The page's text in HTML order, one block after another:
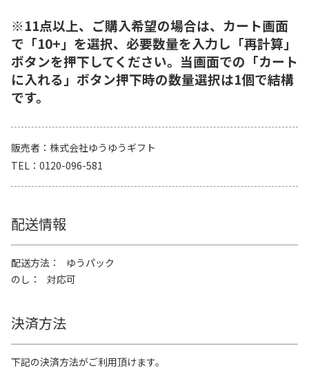
※11点以上、ご購入希望の場合は、カート画面
で「10+」を選択、必要数量を入力し「再計算」
ボタンを押下してください。当画面での「カート
に入れる」ボタン押下時の数量選択は1個で結構
です。
販売者
株式会社ゆうゆうギフト
TEL
0120-096-581
配送情報
配送方法
ゆうパック
のし
対応可
決済方法
下記の決済方法がご利用頂けます。